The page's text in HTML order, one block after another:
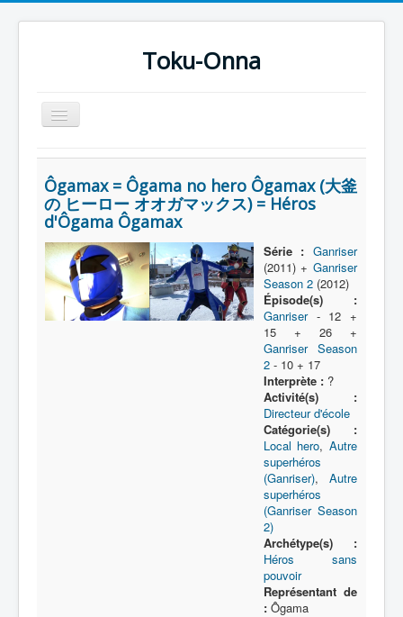
Toku-Onna
Basculer
la
Accueil
Toku-Actrices
Toku-Critiques
Séries
Films
COSAA
Ôgamax = Ôgama no hero Ôgamax (大釜
の ヒーロー オオガマックス) = Héros
d'Ôgama Ôgamax
Série : Ganriser
(2011) + Ganriser
Season 2(2012)
Épisode(s) :
Ganriser- 12 +
15 + 26 +
Ganriser Season
2- 10 + 17
Interprète :?
Activité(s) :
Directeur d'école
Catégorie(s) :
Local hero, Autre
superhéros
(Ganriser), Autre
superhéros
(Ganriser Season
2)
Archétype(s) :
Héros sans
pouvoir
Représentant de
:Ôgama